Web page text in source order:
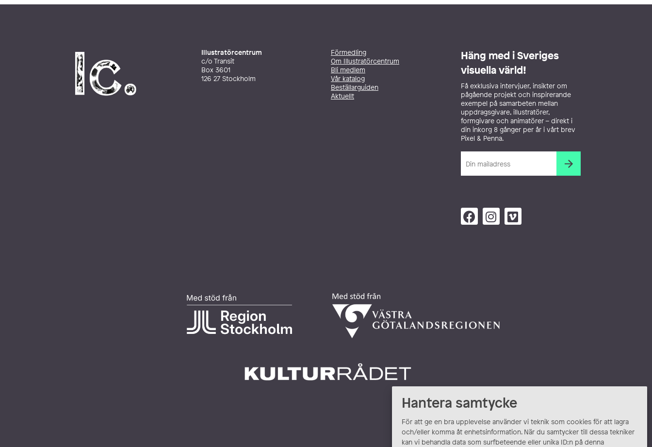
Hantera samtycke
För att ge en bra upplevelse använder vi teknik som cookies för att lagra
och/eller komma åt enhetsinformation. När du samtycker till dessa tekniker
kan vi behandla data som surfbeteende eller unika ID:n på denna
Illustratörcentrum
c/o Transit
Box 3601
126 27 Stockholm
Förmedling
Om Illustratörcentrum
Bli medlem
Vår katalog
Beställarguiden
Aktuellt
Häng med i Sveriges
visuella värld!
Få exklusiva intervjuer, insikter om
pågående projekt och inspirerande
exempel på samarbeten mellan
uppdragsgivare, illustratörer,
formgivare och animatörer – direkt i
din inkorg 8 gånger per år i vårt brev
Pixel & Penna.